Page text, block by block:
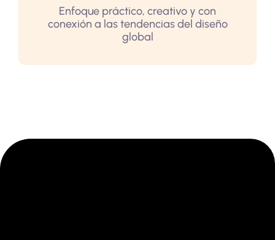
Enfoque práctico, creativo y con
conexión a las tendencias del diseño
global